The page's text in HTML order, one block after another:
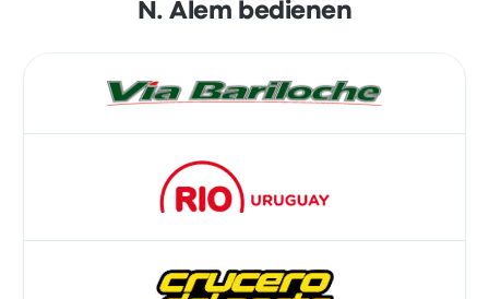
N. Alem bedienen